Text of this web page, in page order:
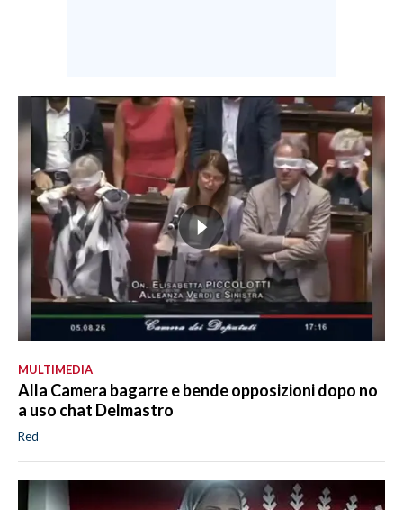
MULTIMEDIA
Alla Camera bagarre e bende opposizioni dopo no
a uso chat Delmastro
Red